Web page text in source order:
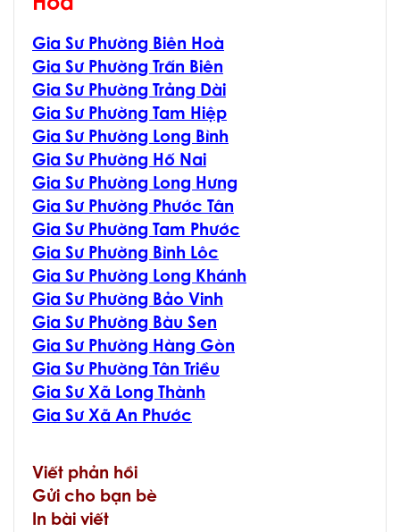
Hoà
Gia Sư Phường Biên Hoà
Gia Sư Phường Trấn Biên
Gia Sư Phường Trảng Dài
Gia Sư Phường Tam Hiệp
Gia Sư Phường Long Bình
Gia Sư Phường Hố Nai
Gia Sư Phường Long Hưng
Gia Sư Phường Phước Tân
Gia Sư Phường Tam Phước
Gia Sư Phường Bình Lôc
Gia Sư Phường Long Khánh
Gia Sư Phường Bảo Vinh
Gia Sư Phường Bàu Sen
Gia Sư Phường Hàng Gòn
Gia Sư Phường Tân Triều
Gia Sư Xã Long Thành
Gia Sư Xã An Phước
Viết phản hồi
Gửi cho bạn bè
In bài viết